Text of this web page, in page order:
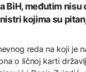
BiH, međutim
kojima su
reda na koji je
o ličnoj karti